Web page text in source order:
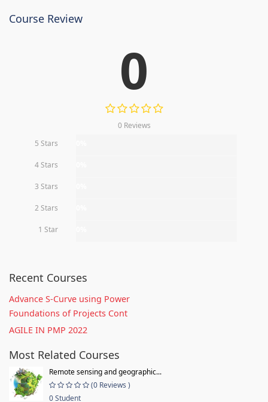
Course Review
0
0 Reviews
5 Stars
4 Stars
3 Stars
2 Stars
1 Star
Recent Courses
Advance S-Curve using Power
Foundations of Projects Cont
AGILE IN PMP 2022
Most Related Courses
Remote sensing and geographic...
(0 Reviews )
0 Student